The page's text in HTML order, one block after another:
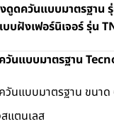
งดูดควันแบบมาตรฐาน
บบฝังเฟอร์นิเจอร์ รุ่น
วันแบบมาตรฐาน
วันแบบมาตรฐาน ขนาด
แตนเลส